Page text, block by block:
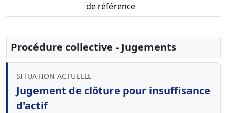
de référence
Procédure collective - Jugements
SITUATION ACTUELLE
Jugement de clôture pour insuffisance
d'actif